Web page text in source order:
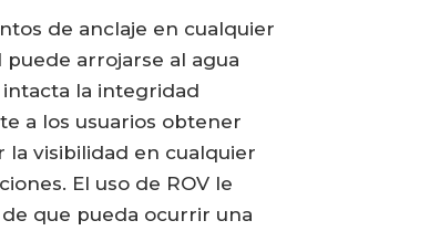
de anclaje en cualquier
arrojarse al agua
la integridad
a los usuarios obtener
la visibilidad en cualquier
El uso de ROV le
que pueda ocurrir una